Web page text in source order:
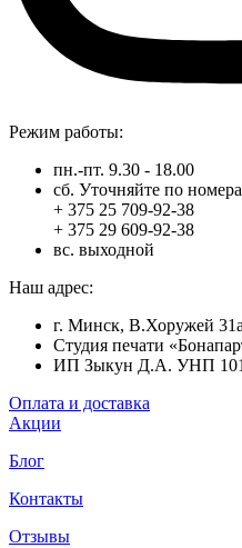
Режим работы:
пн.-пт. 9.30 - 18.00
сб. Уточняйте по
+ 375 25 709-92-38
+ 375 29 609-92-38
вс. выходной
Наш адрес:
г. Минск, В.Хоружей
Студия печати
ИП Зыкун Д.А. УНП
Оплата и доставка
Акции
Блог
Контакты
Отзывы